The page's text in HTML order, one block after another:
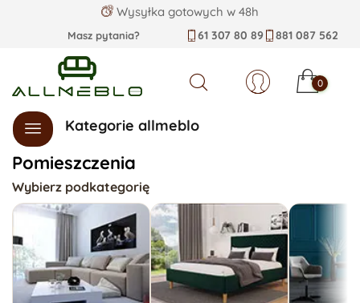
Wysyłka gotowych w 48h
Masz pytania? 61 307 80 89 881 087 562
Szukaj 0
Kategorie allmeblo
Pomieszczenia
Wybierz podkategorię